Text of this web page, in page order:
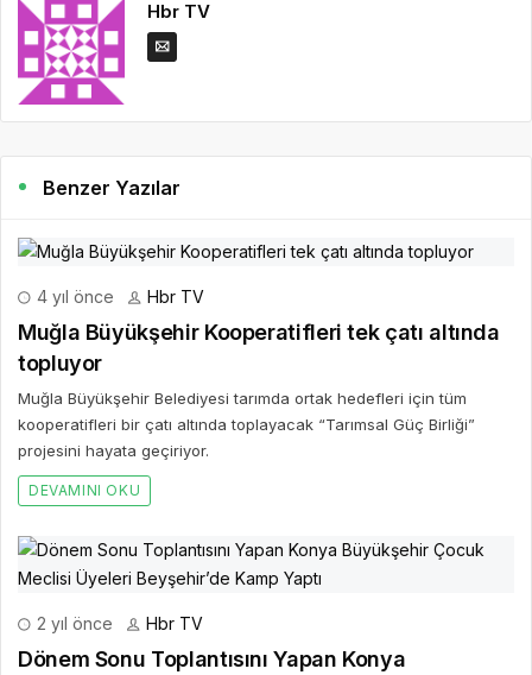
Hbr TV
Benzer Yazılar
4 yıl önce Hbr TV
Muğla Büyükşehir Kooperatifleri tek çatı altında
topluyor
Muğla Büyükşehir Belediyesi tarımda ortak hedefleri için tüm
kooperatifleri bir çatı altında toplayacak “Tarımsal Güç Birliği”
projesini hayata geçiriyor.
DEVAMINI OKU
2 yıl önce Hbr TV
Dönem Sonu Toplantısını Yapan Konya